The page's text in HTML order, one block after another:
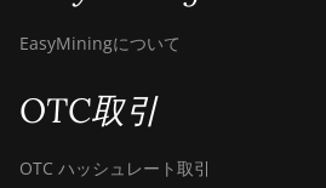
EasyMiningについて
OTC取引
OTC ハッシュレート取引